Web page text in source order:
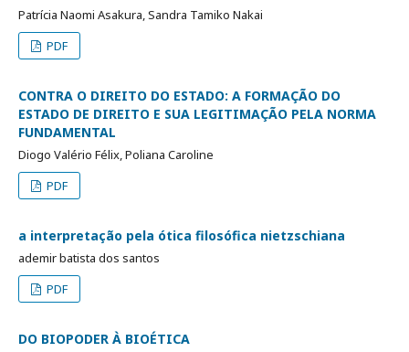
Patrícia Naomi Asakura, Sandra Tamiko Nakai
PDF
CONTRA O DIREITO DO ESTADO: A FORMAÇÃO DO
ESTADO DE DIREITO E SUA LEGITIMAÇÃO PELA NORMA
FUNDAMENTAL
Diogo Valério Félix, Poliana Caroline
PDF
a interpretação pela ótica filosófica nietzschiana
ademir batista dos santos
PDF
DO BIOPODER À BIOÉTICA